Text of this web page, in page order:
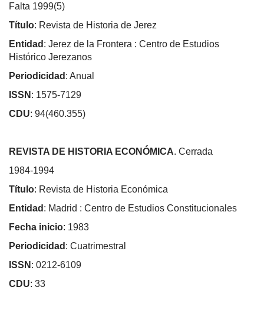
Falta 1999(5)
Título: Revista de Historia de Jerez
Entidad : Jerez de la Frontera : Centro de Estudios
Histórico Jerezanos
Periodicidad : Anual
ISSN : 1575-7129
CDU: 94(460.355)
REVISTA DE HISTORIA ECONÓMICA. Cerrada
1984-1994
Título: Revista de Historia Económica
Entidad : Madrid : Centro de Estudios Constitucionales
Fecha inicio: 1983
Periodicidad : Cuatrimestral
ISSN : 0212-6109
CDU: 33